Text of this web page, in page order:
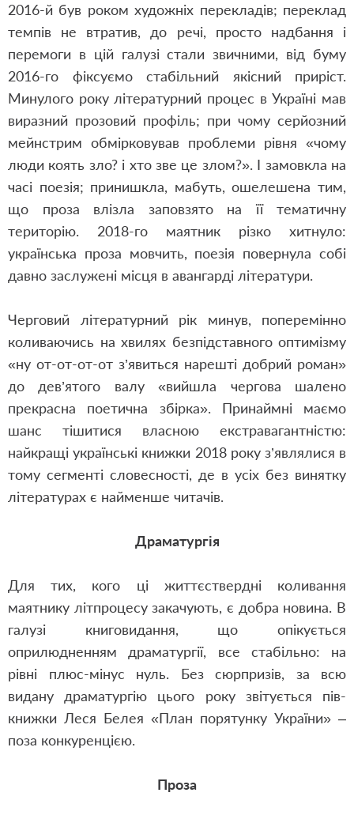
2016-й був роком художніх перекладів; переклад
темпів не втратив, до речі, просто надбання і
перемоги в цій галузі стали звичними, від буму
2016-го фіксуємо стабільний якісний приріст.
Минулого року літературний процес в Україні мав
виразний прозовий профіль; при чому серйозний
мейнстрим обмірковував проблеми рівня «чому
люди коять зло? і хто зве це злом?». І замовкла на
часі поезія; принишкла, мабуть, ошелешена тим,
що проза влізла заповзято на її тематичну
територію. 2018-го маятник різко хитнуло:
українська проза мовчить, поезія повернула собі
давно заслужені місця в авангарді літератури.
Черговий літературний рік минув, поперемінно
коливаючись на хвилях безпідставного оптимізму
«ну от-от-от-от з’явиться нарешті добрий роман»
до дев’ятого валу «вийшла чергова шалено
прекрасна поетична збірка». Принаймні маємо
шанс тішитися власною екстравагантністю:
найкращі українські книжки 2018 року з’являлися в
тому сегменті словесності, де в усіх без винятку
літературах є найменше читачів.
Драматургія
Для тих, кого ці життєствердні коливання
маятнику літпроцесу закачують, є добра новина. В
галузі книговидання, що опікується
оприлюдненням драматургії, все стабільно: на
рівні плюс-мінус нуль. Без сюрпризів, за всю
видану драматургію цього року звітується пів-
книжки Леся Белея «План порятунку України» –
поза конкуренцією.
Проза